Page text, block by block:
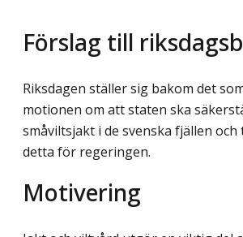
Förslag till
Riksdagen ställer sig bakom det
motionen om att staten ska
småviltsjakt i de svenska fjällen
detta för regeringen.
Motivering